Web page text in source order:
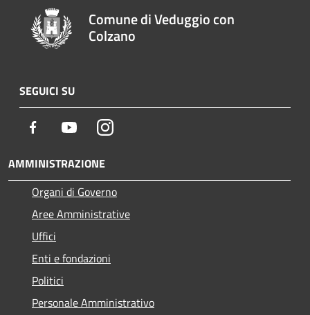
Comune di Veduggio con
Colzano
SEGUICI SU
Facebook YoutubeInstagram
AMMINISTRAZIONE
Organi di Governo
Aree Amministrative
Uffici
Enti e fondazioni
Politici
Personale Amministrativo